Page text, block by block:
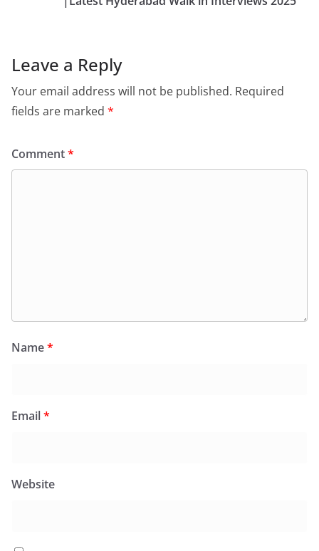
Leave a Reply
Your email address will not be published. Required
fields are marked *
Comment*
Name*
Email*
Website